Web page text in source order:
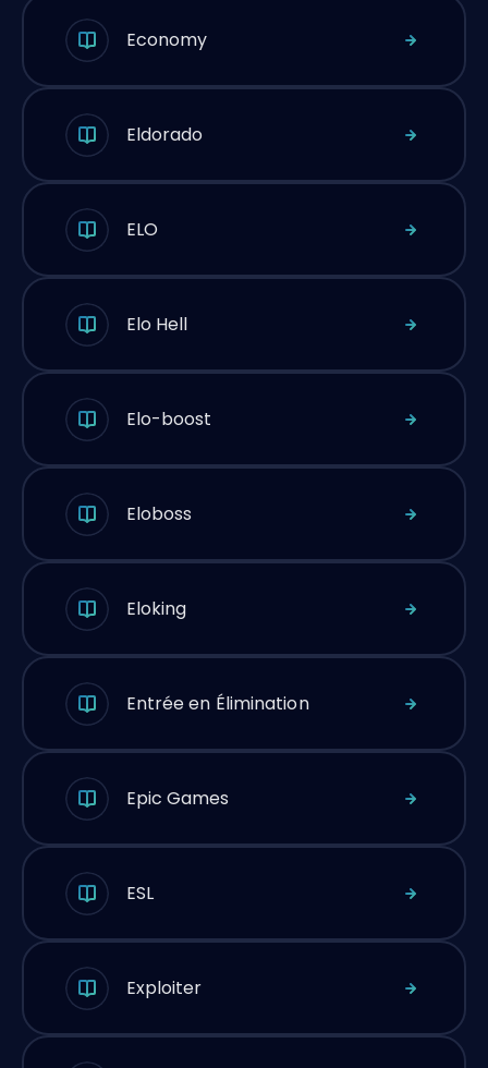
Economy
Eldorado
ELO
Elo Hell
Elo-boost
Eloboss
Eloking
Entrée en Élimination
Epic Games
ESL
Exploiter